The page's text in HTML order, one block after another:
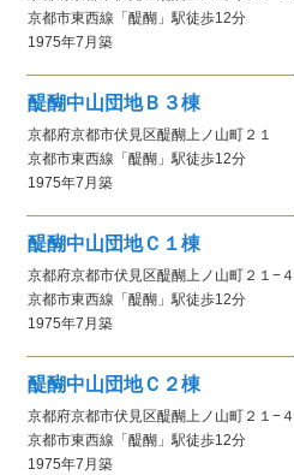
京都市東西線 「醍醐」駅徒歩12分
1975年7月 築
醍醐中山団地Ｂ３棟
京都府京都市伏見区醍醐上ノ山町２１
京都市東西線 「醍醐」駅徒歩12分
1975年7月 築
醍醐中山団地Ｃ１棟
京都府京都市伏見区醍醐上ノ山町２１−４
京都市東西線 「醍醐」駅徒歩12分
1975年7月 築
醍醐中山団地Ｃ２棟
京都府京都市伏見区醍醐上ノ山町２１−４
京都市東西線 「醍醐」駅徒歩12分
1975年7月 築